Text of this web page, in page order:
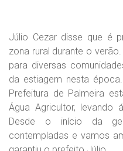
Júlio Cezar disse que é
zona rural durante o
para diversas
da estiagem nesta
Prefeitura de Palmeira
Água Agricultor, levando
Desde o início da
contempladas e vamos